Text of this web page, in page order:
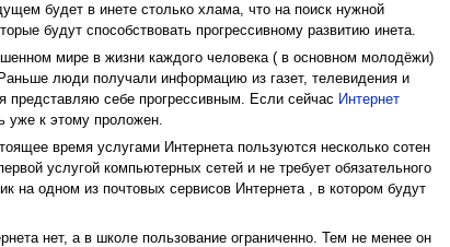
будет в инете столько хлама, что на поиск нужной
будут способствовать прогрессивному развитию инета.
мире в жизни каждого человека ( в основном молодёжи)
люди получали информацию из газет, телевидения и
себе прогрессивным. Если сейчас Интернет
уже к этому проложен.
время услугами Интернета пользуются несколько сотен
услугой компьютерных сетей и не требует обязательного
на одном из почтовых сервисов Интернета , в котором будут
нет, а в школе пользование ограниченно. Тем не менее он